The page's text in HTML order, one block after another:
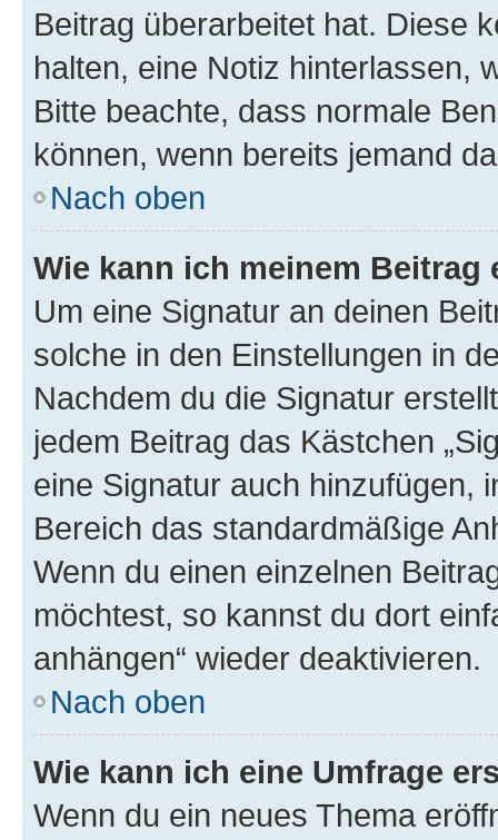
Beitrag überarbeitet hat. Diese
halten, eine Notiz hinterlassen,
Bitte beachte, dass normale
können, wenn bereits jemand
Nach oben
Wie kann ich meinem
Um eine Signatur an deinen
solche in den Einstellungen in
Nachdem du die Signatur
jedem Beitrag das Kästchen
eine Signatur auch hinzufügen,
Bereich das standardmäßige
Wenn du einen einzelnen
möchtest, so kannst du dort
anhängen“ wieder deaktivieren.
Nach oben
Wie kann ich eine Umfrage
Wenn du ein neues Thema